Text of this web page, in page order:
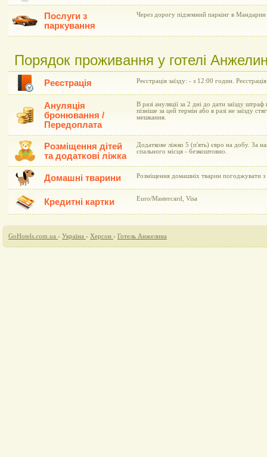
Послуги з
паркування
Через дорогу підземний паркінг в
Порядок проживання у готелі
Реєстрація Реєстрація заїзду: - з 12:00 годин.
Ануляція
бронювання /
Передоплата
В разі ануляції за 2 дні до дати заїзду штраф
пізніше за цей термін або в разі не заїзду
мешкання.
Розміщення дітей
та додаткові ліжка
Додаткове ліжко 5 (п'ять) євро на добу. За
спального місця - безкоштовно.
Домашні тварини Розміщення домашніх тварин погоджувати з
Кредитні картки Euro/Mastercard, Visa
GoHotels.com.ua › Україна › Херсон › Готель Анжелина